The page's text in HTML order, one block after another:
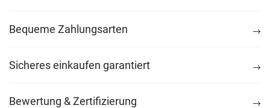
Bequeme Zahlungsarten
Sicheres einkaufen garantiert
Bewertung & Zertifizierung